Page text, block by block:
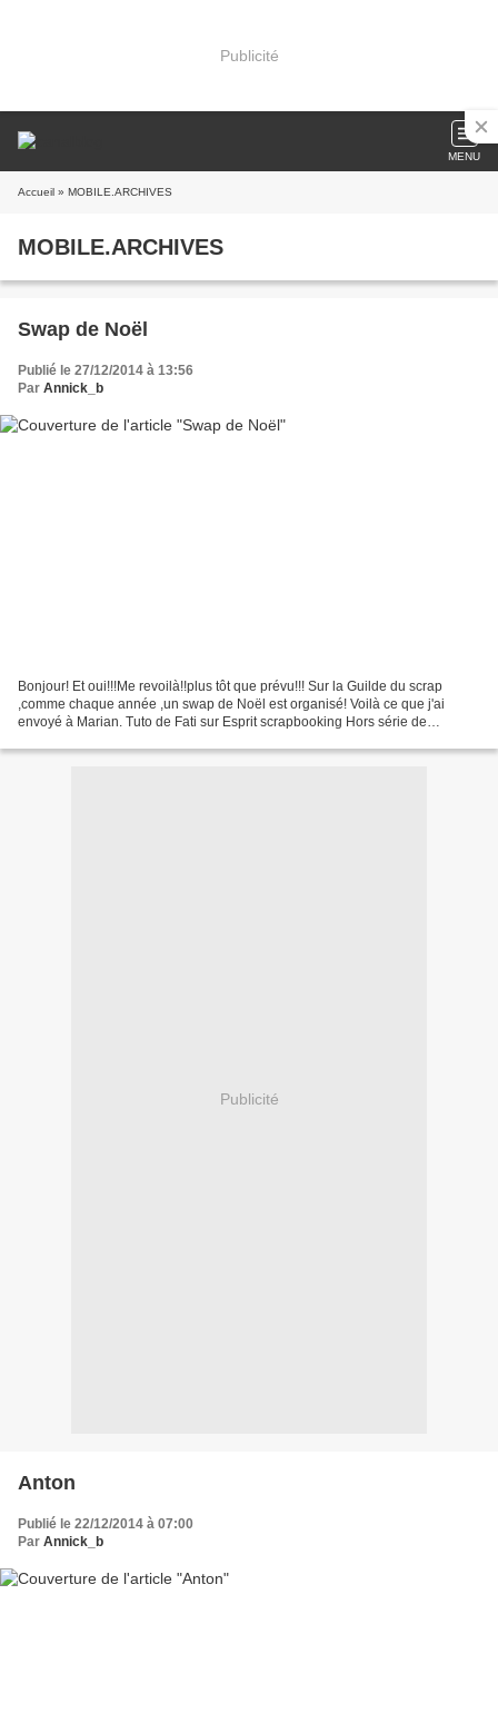
Publicité
MENU
Accueil » MOBILE.ARCHIVES
MOBILE.ARCHIVES
Swap de Noël
Publié le 27/12/2014 à 13:56
Par Annick_b
Bonjour! Et oui!!!Me revoilà!!plus tôt que prévu!!! Sur la Guilde du scrap
,comme chaque année ,un swap de Noël est organisé! Voilà ce que j'ai
envoyé à Marian. Tuto de Fati sur Esprit scrapbooking Hors série de
Publicité
Anton
Publié le 22/12/2014 à 07:00
Par Annick_b